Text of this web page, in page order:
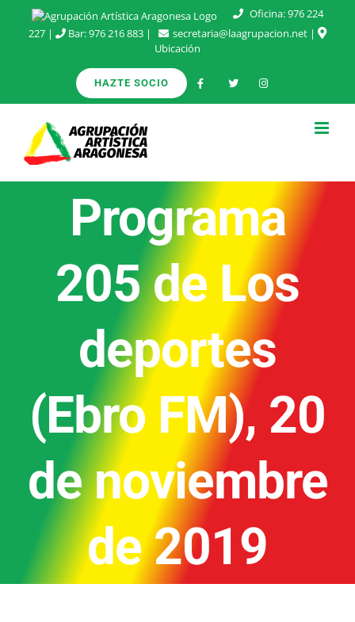
Oficina:976 224
227 | Bar:976 216 883 | secretaria@laagrupacion.net|
Ubicación
HAZTE SOCIO
Programa
205 de Los
deportes
(Ebro FM), 20
de noviembre
de 2019